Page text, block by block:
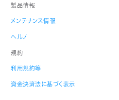
製品情報
メンテナンス情報
ヘルプ
規約
利用規約等
資金決済法に基づく表示